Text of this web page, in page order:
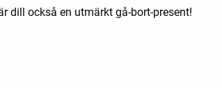
dill också en utmärkt gå-bort-present!